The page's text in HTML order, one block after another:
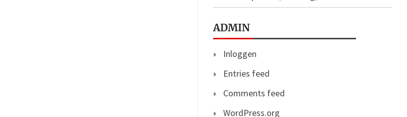
ADMIN
Inloggen
Entries feed
Comments feed
WordPress.org